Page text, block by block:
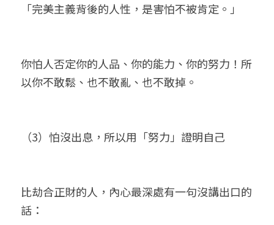
「完美主義背後的人性，是害怕不被肯定。」
你怕人否定你的人品、你的能力、你的努力！所
以你不敢鬆、也不敢亂、也不敢掉。
（3）怕沒出息，所以用「努力」證明自己
比劫合正財的人，內心最深處有一句沒講出口的
話：